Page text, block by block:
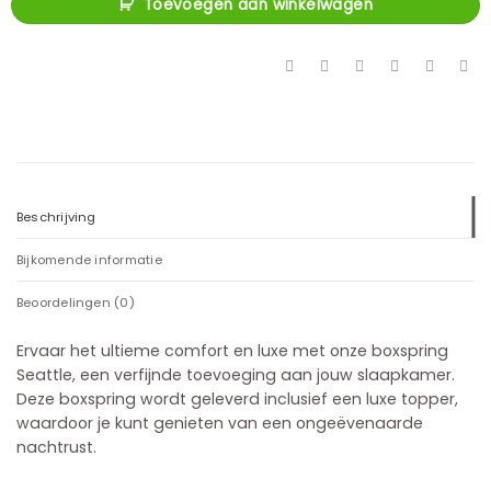
Toevoegen aan winkelwagen
Beschrijving
Bijkomende informatie
Beoordelingen (0)
Ervaar het ultieme comfort en luxe met onze boxspring
Seattle, een verfijnde toevoeging aan jouw slaapkamer.
Deze boxspring wordt geleverd inclusief een luxe topper,
waardoor je kunt genieten van een ongeëvenaarde
nachtrust.